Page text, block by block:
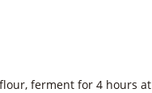
ferment for 4 hours at